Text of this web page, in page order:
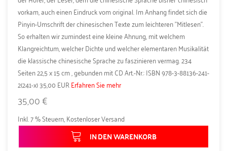
vorkam, auch einen Eindruck vom original. Im Anhang findet sich die
Pinyin-Umschrift der chinesischen Texte zum leichteren "Mitlesen".
So erhalten wir zumindest eine kleine Ahnung, mit welchem
Klangreichtum, welcher Dichte und welcher elementaren Musikalität
die klassische chinesische Sprache zu faszinieren vermag. 234
Seiten 22,5 x 15 cm , gebunden mit CD Art.-Nr.: ISBN 978-3-88136-241-
2(241-x) 35,00 EURErfahren Sie mehr
35,00 €
Inkl. 7 % Steuern,Kostenloser Versand
IN DEN WARENKORB